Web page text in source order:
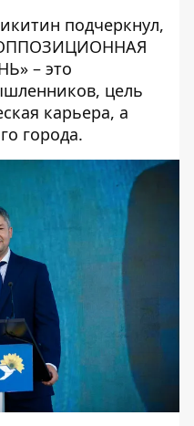
подчеркнул,
– это
цель
карьера, а
города.